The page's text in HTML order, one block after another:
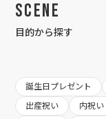
Scene
目的から探す
誕生日プレゼント
出産祝い
内祝